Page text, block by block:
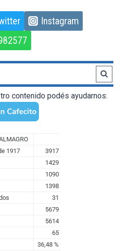
Instagram
contenido podés ayudarnos: